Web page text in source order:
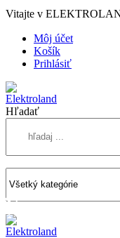
Vitajte v
Môj účet
Košík
Prihlásiť
Hľadať